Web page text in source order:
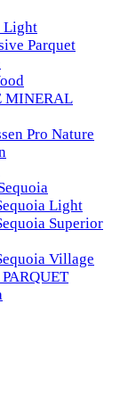
Light
Parquet
MINERAL
Pro Nature
Light
Superior
Village